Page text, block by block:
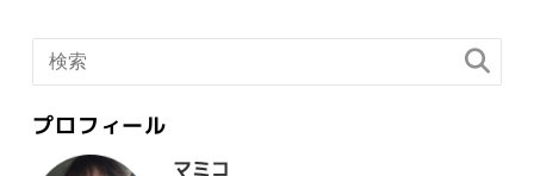
プロフィール
マミコ